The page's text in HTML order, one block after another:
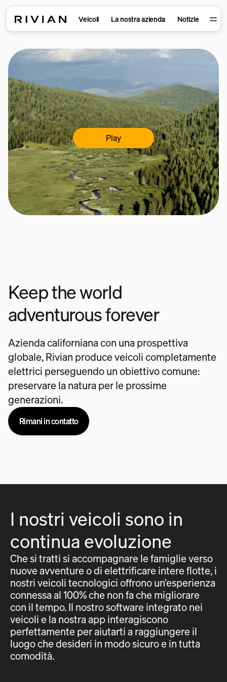
Veicoli La nostra azienda Notizie
Play
Keep the world
adventurous forever
Azienda californiana con una prospettiva
globale, Rivian produce veicoli completamente
elettrici perseguendo un obiettivo comune:
preservare la natura per le prossime
generazioni.
Rimani in contatto
I nostri veicoli sono in
continua evoluzione
Che si tratti si accompagnare le famiglie verso
nuove avventure o di elettrificare intere flotte, i
nostri veicoli tecnologici offrono un’esperienza
connessa al 100% che non fa che migliorare
con il tempo. Il nostro software integrato nei
veicoli e la nostra app interagiscono
perfettamente per aiutarti a raggiungere il
luogo che desideri in modo sicuro e in tutta
comodità.